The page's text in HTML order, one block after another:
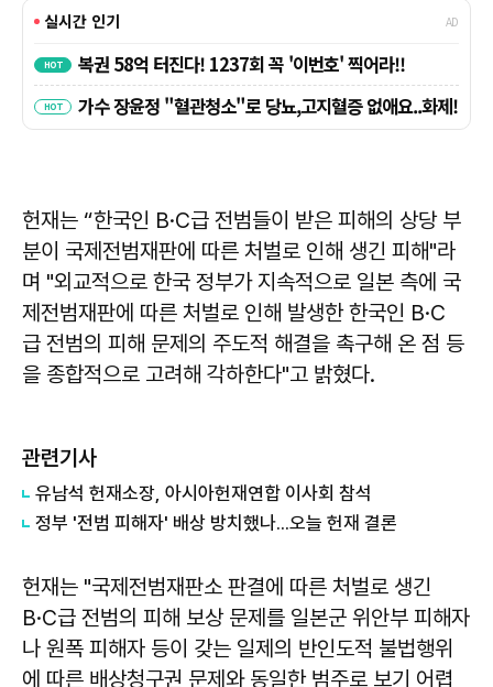
헌재는 “한국인 B·C급 전범들이 받은 피해의 상당 부
분이 국제전범재판에 따른 처벌로 인해 생긴 피해"라
며 "외교적으로 한국 정부가 지속적으로 일본 측에 국
제전범재판에 따른 처벌로 인해 발생한 한국인 B·C
급 전범의 피해 문제의 주도적 해결을 촉구해 온 점 등
을 종합적으로 고려해 각하한다"고 밝혔다.
관련기사
유남석 헌재소장, 아시아헌재연합 이사회 참석
정부 '전범 피해자' 배상 방치했나...오늘 헌재 결론
헌재는 "국제전범재판소 판결에 따른 처벌로 생긴
B·C급 전범의 피해 보상 문제를 일본군 위안부 피해자
나 원폭 피해자 등이 갖는 일제의 반인도적 불법행위
에 따른 배상청구권 문제와 동일한 범주로 보기 어렵